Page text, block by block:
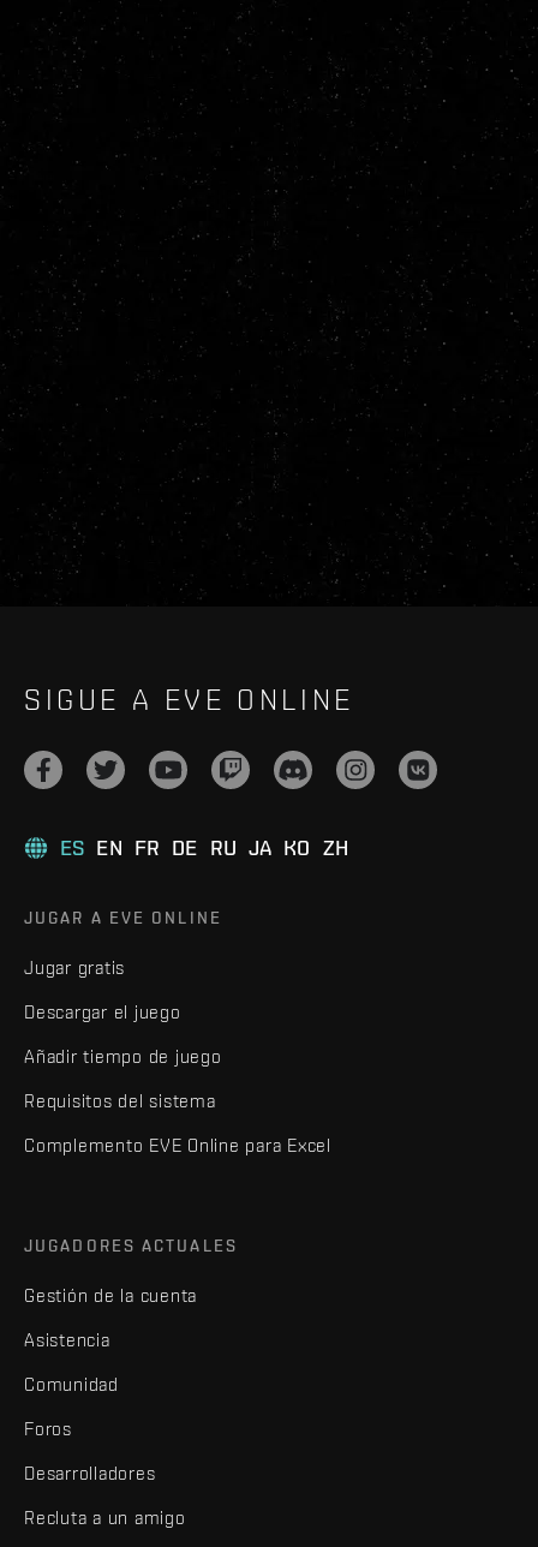
SIGUE A EVE ONLINE
ES EN FR DE RU JA KO ZH
JUGAR A EVE ONLINE
Jugar gratis
Descargar el juego
Añadir tiempo de juego
Requisitos del sistema
Complemento EVE Online para Excel
JUGADORES ACTUALES
Gestión de la cuenta
Asistencia
Comunidad
Foros
Desarrolladores
Recluta a un amigo